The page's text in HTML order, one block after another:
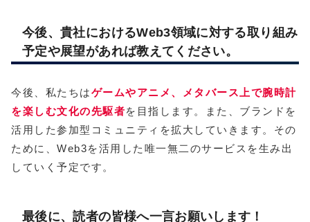
今後、貴社におけるWeb3領域に対する取り組み
予定や展望があれば教えてください。
今後、私たちはゲームやアニメ、メタバース上で腕時計
を楽しむ文化の先駆者を目指します。また、ブランドを
活用した参加型コミュニティを拡大していきます。その
ために、Web3を活用した唯一無二のサービスを生み出
していく予定です。
最後に、読者の皆様へ一言お願いします！